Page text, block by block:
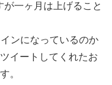
一ヶ月は上げること
ンになっているのか
イートしてくれたお
。